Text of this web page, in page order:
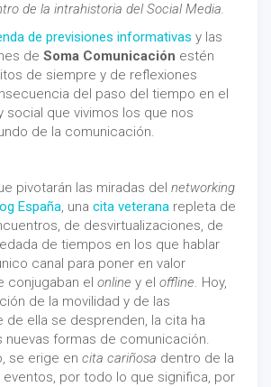
de la intrahistoria del Social Media.
de previsiones informativas y las
de Soma Comunicación estén
de siempre y de reflexiones
del paso del tiempo en el
social que vivimos los que nos
de la comunicación.
pivotarán las miradas del networking
España, una cita veterana repleta de
de desvirtualizaciones, de
de tiempos en los que hablar
canal para poner en valor
conjugaban el online y el offline. Hoy,
de la movilidad y de las
de ella se desprenden, la cita ha
nuevas formas de comunicación.
se erige en cita cariñosa dentro de la
eventos, por todo lo que significa, por